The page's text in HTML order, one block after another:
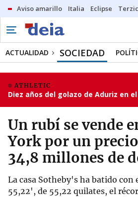
Aviso amarillo Italia Eclipse Terzic
ACTUALIDAD SOCIEDAD
ATHLETIC
Diez años del golazo de Aduriz en
Un rubí se vende
York por un
34,8 millones de
La casa Sotheby's ha batido con
55,22', de 55,22 quilates, el